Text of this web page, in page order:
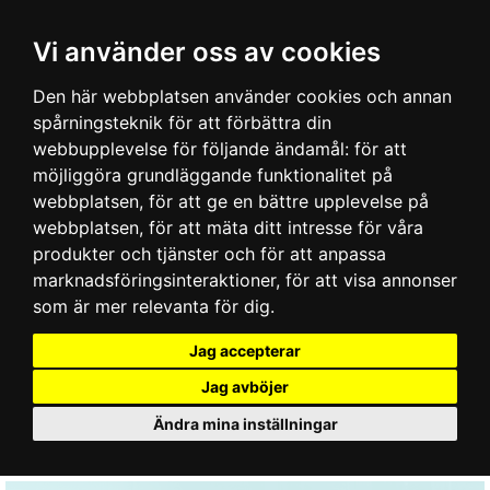
Vi använder oss av cookies
Den här webbplatsen använder cookies och annan
spårningsteknik för att förbättra din
webbupplevelse för följande ändamål: för att
möjliggöra grundläggande funktionalitet på
webbplatsen, för att ge en bättre upplevelse på
webbplatsen, för att mäta ditt intresse för våra
produkter och tjänster och för att anpassa
marknadsföringsinteraktioner, för att visa annonser
som är mer relevanta för dig.
Jag accepterar
Jag avböjer
Ändra mina inställningar